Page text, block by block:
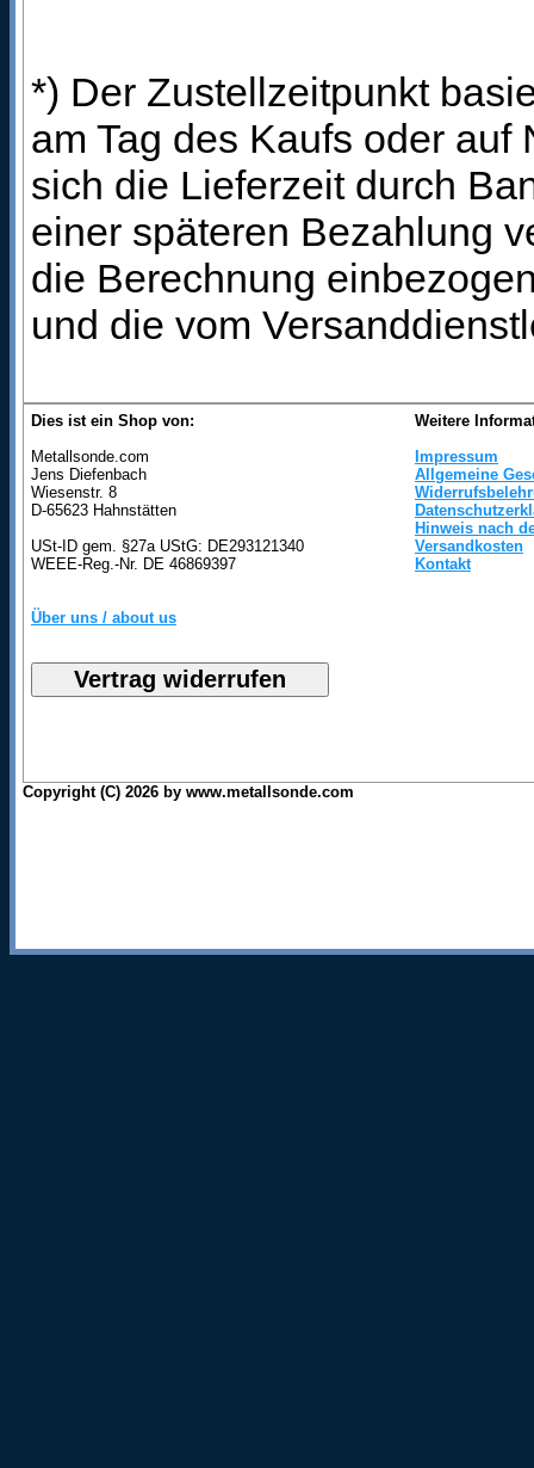
*) Der Zustellzeitpunkt
am Tag des Kaufs oder
sich die Lieferzeit durch
einer späteren Bezahlung
die Berechnung
und die vom
Dies ist ein Shop von:
Metallsonde.com
Jens Diefenbach
Wiesenstr. 8
D-65623 Hahnstätten
USt-ID gem. §27a UStG: DE293121340
WEEE-Reg.-Nr. DE 46869397
Über uns / about us
Weitere
Impressum
Allgemeine
Hinweis nach
Versandkosten
Kontakt
Copyright (C) 2026 by www.metallsonde.com